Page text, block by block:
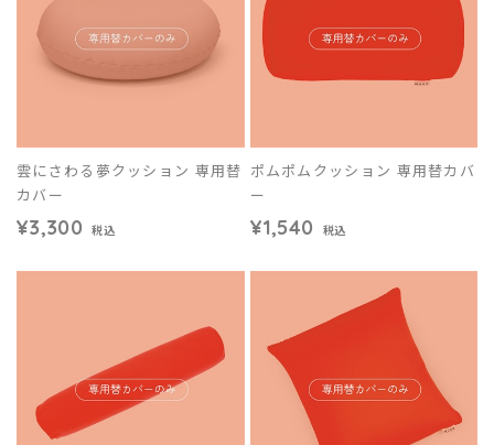
雲にさわる夢クッション 専用替
カバー
¥3,300 税込
ポムポムクッション 専用替カバ
ー
¥1,540 税込